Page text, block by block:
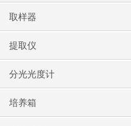
取样器
提取仪
分光光度计
培养箱